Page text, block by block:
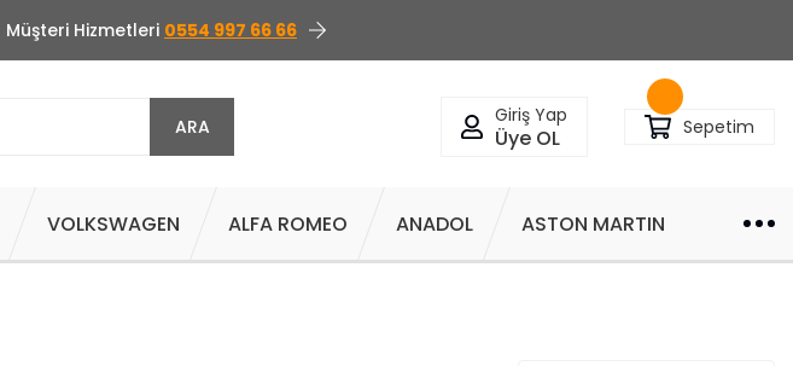
Müşteri Hizmetleri 0554 997 66 66
ARA Giriş Yap
Üye OL Sepetim
VOLKSWAGEN ALFA ROMEO ANADOL ASTON MARTIN